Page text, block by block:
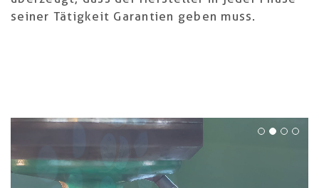
seiner Tätigkeit Garantien geben muss.